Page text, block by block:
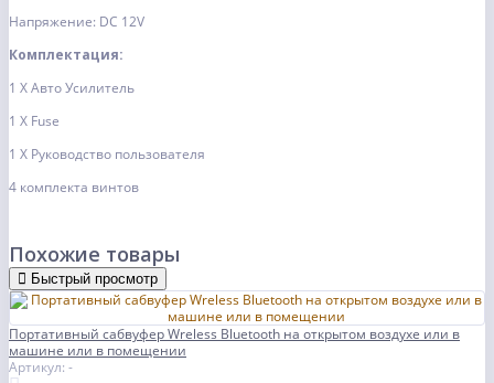
Напряжение: DC 12V
Комплектация:
1 X Авто Усилитель
1 X Fuse
1 X Руководство пользователя
4 комплекта винтов
Похожие товары
Быстрый просмотр
Портативный сабвуфер Wreless Bluetooth на открытом воздухе или в
машине или в помещении
Артикул: -